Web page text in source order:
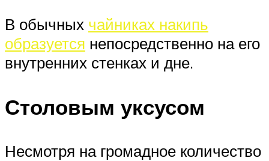
В обычных чайниках накипь
образуется непосредственно на его
внутренних стенках и дне.
Столовым уксусом
Несмотря на громадное количество